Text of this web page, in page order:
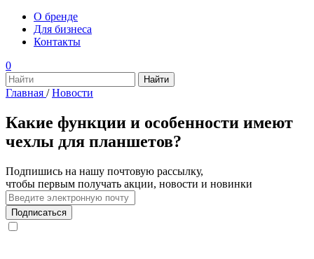
О бренде
Для бизнеса
Контакты
0
Главная / Новости
Какие функции и особенности имеют
чехлы для планшетов?
Подпишись на нашу почтовую рассылку,
чтобы первым получать акции, новости и новинки
Подписаться